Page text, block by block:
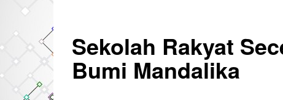
Sekolah Rakyat
Bumi Mandalika